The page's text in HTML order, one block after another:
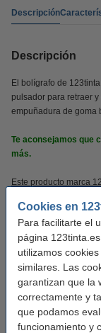
Cookies en
Para facilitarte el
página
utilizamos
similares. Las
garantizan que la
correctamente y
que podamos
funcionamiento y
Descripción
Descripción
El bolígrafo de
pulsador para retraer
empuñadura de goma
Te aconsejamos que
más.
Este producto marca
Características
Marca:
Color:
Color de la tinta: